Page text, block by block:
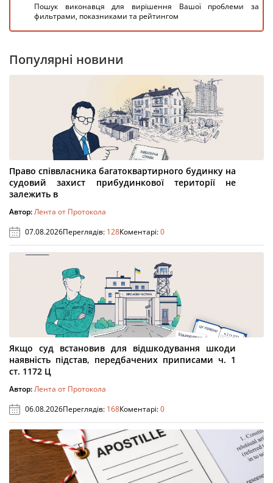
Пошук виконавця для вирішення Вашої проблеми за
фильтрами, показниками та рейтингом
Популярні новини
Право співвласника багатоквартирного будинку на
судовий захист прибудинкової території не
залежить в
Автор:Лента от Протокола
07.08.2026Переглядів: 128Коментарі:0
Якщо суд встановив для відшкодування шкоди
наявність підстав, передбачених приписами ч. 1
ст. 1172 Ц
Автор:Лента от Протокола
06.08.2026Переглядів: 168Коментарі:0